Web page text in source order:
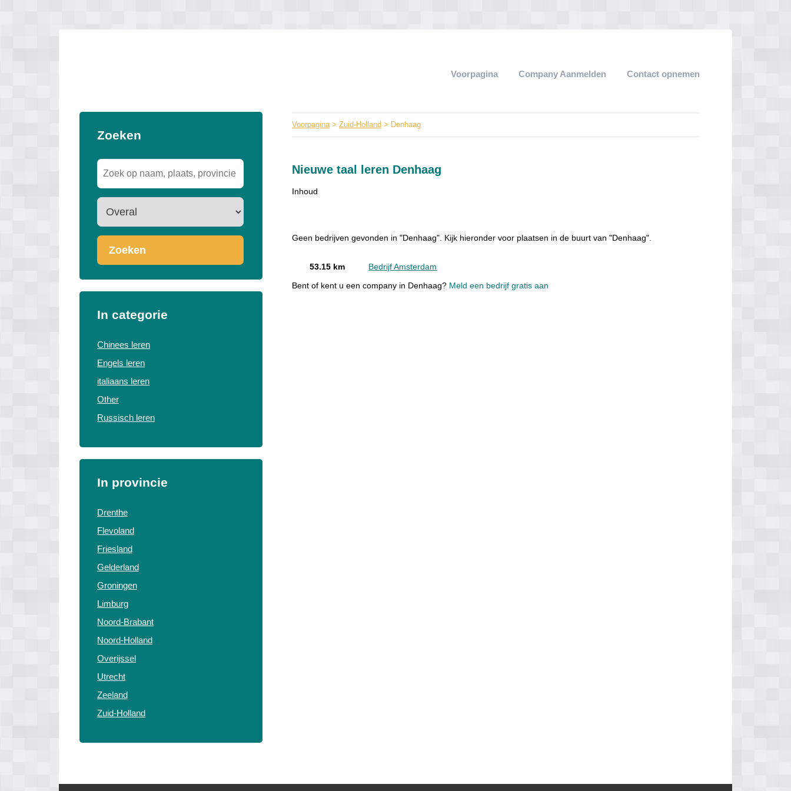
Voorpagina Company Aanmelden Contact opnemen
Zoeken
Zoeken
In categorie
Chinees leren
Engels leren
italiaans leren
Other
Russisch leren
In provincie
Drenthe
Flevoland
Friesland
Gelderland
Groningen
Limburg
Noord-Brabant
Noord-Holland
Overijssel
Utrecht
Zeeland
Zuid-Holland
Voorpagina>Zuid-Holland > Denhaag
Nieuwe taal leren Denhaag
Inhoud
Geen bedrijven gevonden in "Denhaag". Kijk hieronder voor plaatsen in de buurt van "Denhaag".
53.15 km Bedrijf Amsterdam
Bent of kent u een company in Denhaag? Meld een bedrijf gratis aan